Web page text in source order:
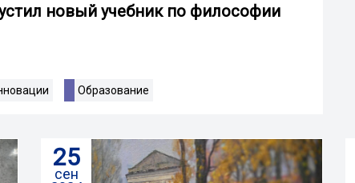
новый учебник по философии
Образование
25
сен